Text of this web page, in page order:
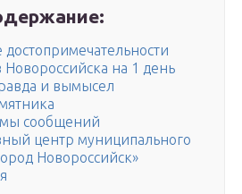
Новороссийска на 1 день
и вымысел
сообщений
центр муниципального
Новороссийск»